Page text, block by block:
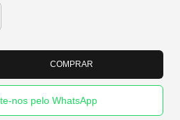
nos pelo WhatsApp